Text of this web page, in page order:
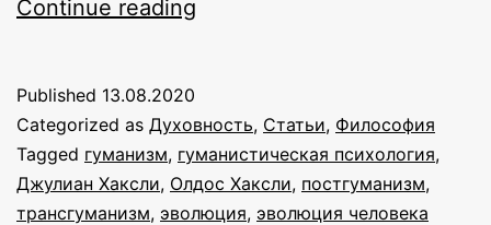
Continue reading
Published 13.08.2020
Categorized as Духовность, Статьи, Философия
Tagged гуманизм, гуманистическая психология,
Джулиан Хаксли, Олдос Хаксли, постгуманизм,
трансгуманизм, эволюция, эволюция человека